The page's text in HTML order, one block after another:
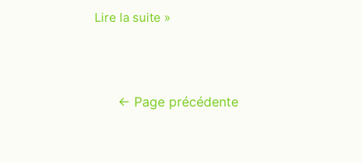
Team
Lire la suite »
Navigation
← Page précédente